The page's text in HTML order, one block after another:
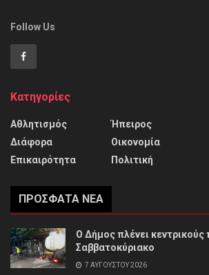
Follow Us
Κατηγορίες
Αθλητισμός
Διάφορα
Επικαιρότητα
Ήπειρος
Οικονομία
Πολιτική
ΠΡΌΣΦΑΤΑ ΝΈΑ
Ο Δήμος πλένει
Σαββατοκύριακο
7 ΑΥΓΟΎΣΤΟΥ 2026